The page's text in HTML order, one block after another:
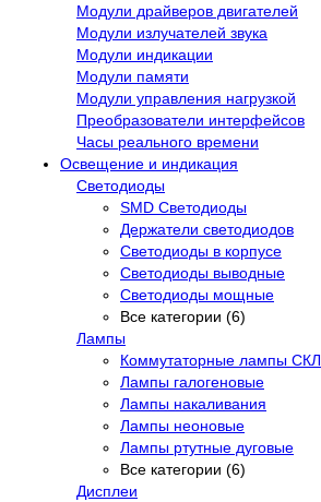
Модули драйверов двигателей
Модули излучателей звука
Модули индикации
Модули памяти
Модули управления нагрузкой
Преобразователи интерфейсов
Часы реального времени
Освещение и индикация
Светодиоды
SMD Светодиоды
Держатели светодиодов
Светодиоды в корпусе
Светодиоды выводные
Светодиоды мощные
Все категории (6)
Лампы
Коммутаторные лампы СКЛ
Лампы галогеновые
Лампы накаливания
Лампы неоновые
Лампы ртутные дуговые
Все категории (6)
Дисплеи